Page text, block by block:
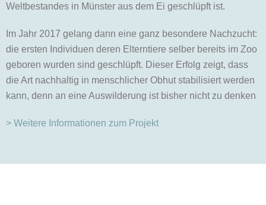
Weltbestandes in Münster aus dem Ei geschlüpft ist.
Im Jahr 2017 gelang dann eine ganz besondere Nachzucht:
die ersten Individuen deren Elterntiere selber bereits im Zoo
geboren wurden sind geschlüpft. Dieser Erfolg zeigt, dass
die Art nachhaltig in menschlicher Obhut stabilisiert werden
kann, denn an eine Auswilderung ist bisher nicht zu denken
> Weitere Informationen zum Projekt